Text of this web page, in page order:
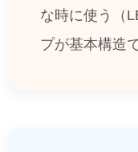
な時に使う（
プが基本構造